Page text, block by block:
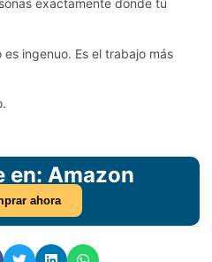
exactamente donde tú
ingenuo. Es el trabajo más
en: Amazon
ahora